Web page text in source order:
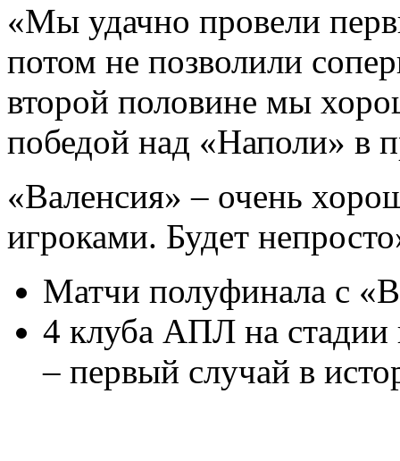
«Мы удачно провели
потом не позволили
второй половине мы
победой над «Наполи» в
«Валенсия» – очень
игроками. Будет
Матчи полуфинала с
4 клуба АПЛ на стадии
– первый случай в